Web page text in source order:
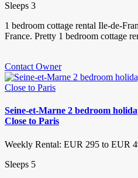
Sleeps 3
1 bedroom cottage rental Ile-de-
France. Pretty 1 bedroom cottage
Contact Owner
Seine-et-Marne 2 bedroom
Close to Paris
Weekly Rental: EUR 295 to EUR
Sleeps 5